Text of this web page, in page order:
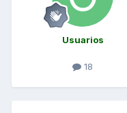
Usuarios
18